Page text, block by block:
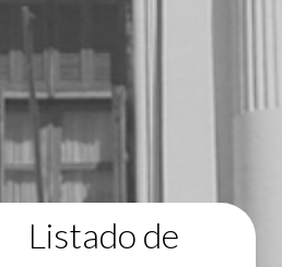
Listado de